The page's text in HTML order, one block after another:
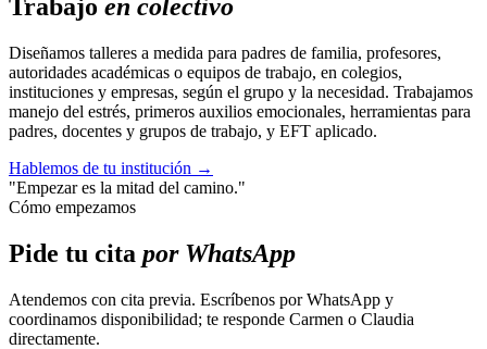
Trabajo en colectivo
Diseñamos talleres a medida para padres de familia, profesores,
autoridades académicas o equipos de trabajo, en colegios,
instituciones y empresas, según el grupo y la necesidad. Trabajamos
manejo del estrés, primeros auxilios emocionales, herramientas para
padres, docentes y grupos de trabajo, y EFT aplicado.
Hablemos de tu institución →
"Empezar es la mitad del camino."
Cómo empezamos
Pide tu cita por WhatsApp
Atendemos con cita previa. Escríbenos por WhatsApp y
coordinamos disponibilidad; te responde Carmen o Claudia
directamente.